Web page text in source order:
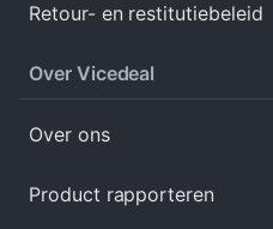
Retour- en restitutiebeleid
Over Vicedeal
Over ons
Product rapporteren